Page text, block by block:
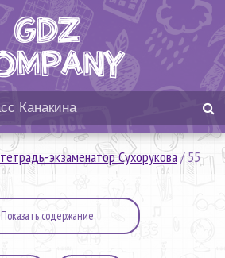
тетрадь-экзаменатор Сухорукова/55
Показать содержание